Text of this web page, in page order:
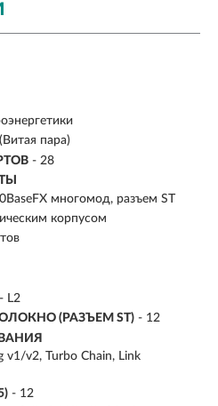
пара)
- 28
многомод, разъем ST
корпусом
- L2
(РАЗЪЕМ ST) - 12
v1/v2, Turbo Chain, Link
- 12